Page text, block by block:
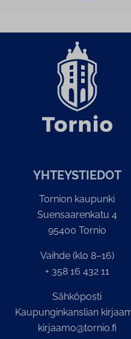
YH­TEYS­TIE­DOT
Tornion kaupunki
Suensaarenkatu 4
95400 Tornio
Vaihde (klo 8–16)
+ 358 16 432 11
Sähköposti
Kaupunginkanslian
kirjaamo@tornio.fi